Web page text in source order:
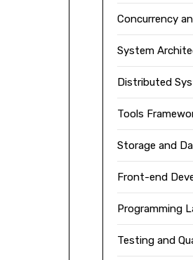
Concurrency
System
Distributed
Tools
Storage and
Front-end
Programming
Testing and